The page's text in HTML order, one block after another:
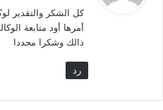
ل
كل الشكر والتقدير
أمرها أود متابعة
ذالك وشكرا مجددا
رد